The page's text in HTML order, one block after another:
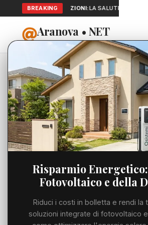
BREAKING
SEGNALAZIONI:LA SALUTE A
Aranova • NET
PORTALE UTILE AL TERRITORIO
Risparmio
Fotovoltaico e della
Riduci i costi in bolletta e rendi la
soluzioni integrate di fotovoltaico
Precedente